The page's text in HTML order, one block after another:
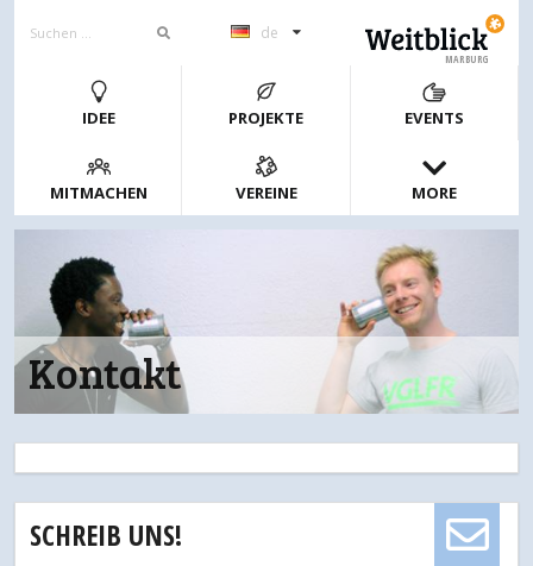
de
MARBURG
IDEE PROJEKTE EVENTS
MITMACHEN VEREINE MORE
Kontakt
SCHREIB UNS!